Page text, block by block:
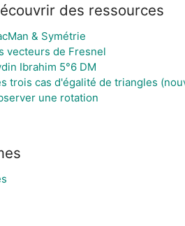
des ressources
& Symétrie
vecteurs de Fresnel
Ibrahim 5°6 DM
trois cas d'égalité de triangles
une rotation